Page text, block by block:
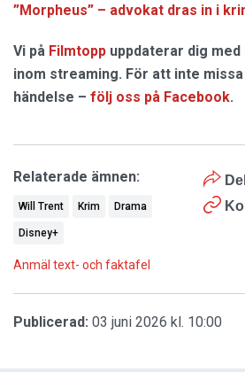
”Morpheus” – advokat dras in i
Vi på Filmtopp uppdaterar dig
inom streaming. För att inte
händelse – följ oss på Facebook.
Relaterade ämnen:
Will Trent Krim Drama
Disney+
Anmäl text- och faktafel
Publicerad: 03 juni 2026 kl. 10:00